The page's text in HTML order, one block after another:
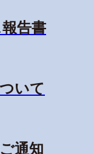
告書
いて
通知